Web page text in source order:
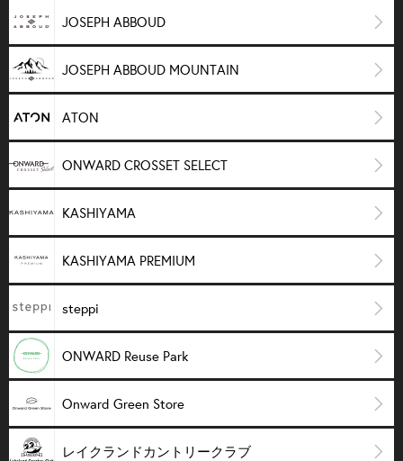
JOSEPH ABBOUD
JOSEPH ABBOUD MOUNTAIN
ATON
ONWARD CROSSET SELECT
KASHIYAMA
KASHIYAMA PREMIUM
steppi
ONWARD Reuse Park
Onward Green Store
レイクランドカントリークラブ